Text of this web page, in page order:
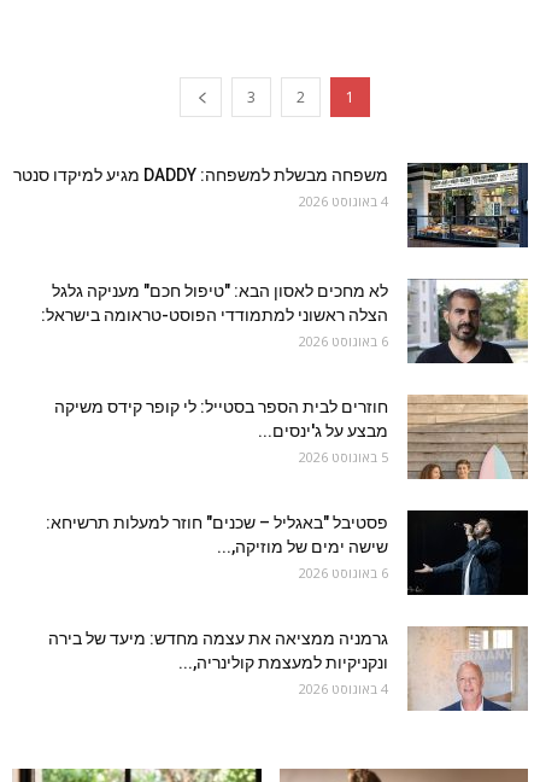
1
2
3
משפחה מבשלת למשפחה: DADDY מגיע למיקדו סנטר
4 באוגוסט 2026
לא מחכים לאסון הבא: "טיפול חכם" מעניקה גלגל
הצלה ראשוני למתמודדי הפוסט-טראומה בישראל:
6 באוגוסט 2026
חוזרים לבית הספר בסטייל: לי קופר קידס משיקה
מבצע על ג'ינסים...
5 באוגוסט 2026
פסטיבל "באגליל – שכנים" חוזר למעלות תרשיחא:
שישה ימים של מוזיקה,...
6 באוגוסט 2026
גרמניה ממציאה את עצמה מחדש: מיעד של בירה
ונקניקיות למעצמת קולינריה,...
4 באוגוסט 2026